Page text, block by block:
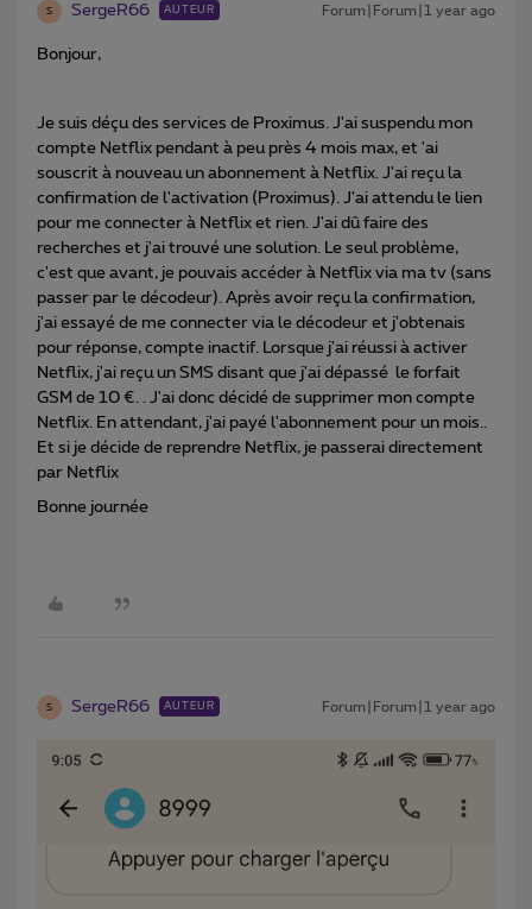
S SergeR66 AUTEUR Forum|Forum|1 year ago
Bonjour,
Je suis déçu des services de Proximus. J'ai suspendu mon
compte Netflix pendant à peu près 4 mois max, et 'ai
souscrit à nouveau un abonnement à Netflix. J'ai reçu la
confirmation de l'activation (Proximus). J'ai attendu le lien
pour me connecter à Netflix et rien. J'ai dû faire des
recherches et j'ai trouvé une solution. Le seul problème,
c'est que avant, je pouvais accéder à Netflix via ma tv (sans
passer par le décodeur). Après avoir reçu la confirmation,
j'ai essayé de me connecter via le décodeur et j'obtenais
pour réponse, compte inactif. Lorsque j'ai réussi à activer
Netflix, j'ai reçu un SMS disant que j'ai dépassé le forfait
GSM de 10 €. . J'ai donc décidé de supprimer mon compte
Netflix. En attendant, j'ai payé l'abonnement pour un mois..
Et si je décide de reprendre Netflix, je passerai directement
par Netflix
Bonne journée
S SergeR66 AUTEUR Forum|Forum|1 year ago